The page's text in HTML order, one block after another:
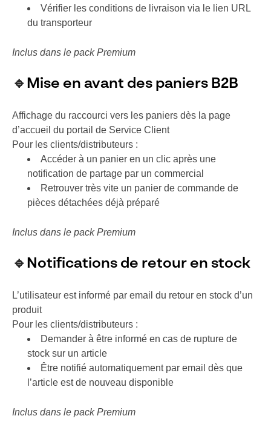
Vérifier les conditions de livraison via le lien URL
du transporteur
Inclus dans le pack Premium
🔹 Mise en avant des paniers B2B
Affichage du raccourci vers les paniers dès la page
d’accueil du portail de Service Client
Pour les clients/distributeurs :
Accéder à un panier en un clic après une
notification de partage par un commercial
Retrouver très vite un panier de commande de
pièces détachées déjà préparé
Inclus dans le pack Premium
🔹 Notifications de retour en stock
L’utilisateur est informé par email du retour en stock d’un
produit
Pour les clients/distributeurs :
Demander à être informé en cas de rupture de
stock sur un article
Être notifié automatiquement par email dès que
l’article est de nouveau disponible
Inclus dans le pack Premium